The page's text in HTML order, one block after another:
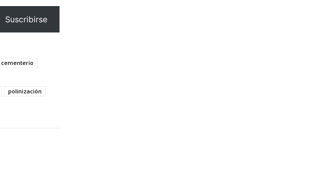
Suscribirse
cementerio
polinización